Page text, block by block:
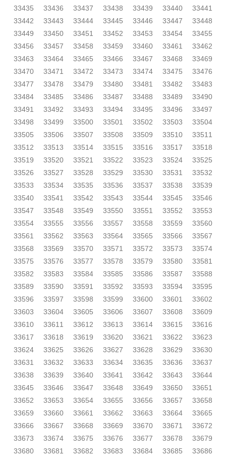
33435
33436 33437 33438 33439 33440
33441
33442
33443 33444 33445 33446 33447
33448
33449
33450 33451 33452 33453 33454
33455
33456
33457 33458 33459 33460 33461
33462
33463
33464 33465 33466 33467 33468
33469
33470
33471 33472 33473 33474 33475
33476
33477
33478 33479 33480 33481 33482
33483
33484
33485 33486 33487 33488 33489
33490
33491
33492 33493 33494 33495 33496
33497
33498
33499 33500 33501 33502 33503
33504
33505
33506 33507 33508 33509 33510
33511
33512
33513 33514 33515 33516 33517
33518
33519
33520 33521 33522 33523 33524
33525
33526
33527 33528 33529 33530 33531
33532
33533
33534 33535 33536 33537 33538
33539
33540
33541 33542 33543 33544 33545
33546
33547
33548 33549 33550 33551 33552
33553
33554
33555 33556 33557 33558 33559
33560
33561
33562 33563 33564 33565 33566
33567
33568
33569 33570 33571 33572 33573
33574
33575
33576 33577 33578 33579 33580
33581
33582
33583 33584 33585 33586 33587
33588
33589
33590 33591 33592 33593 33594
33595
33596
33597 33598 33599 33600 33601
33602
33603
33604 33605 33606 33607 33608
33609
33610
33611 33612 33613 33614 33615
33616
33617
33618 33619 33620 33621 33622
33623
33624
33625 33626 33627 33628 33629
33630
33631
33632 33633 33634 33635 33636
33637
33638
33639 33640 33641 33642 33643
33644
33645
33646 33647 33648 33649 33650
33651
33652
33653 33654 33655 33656 33657
33658
33659
33660 33661 33662 33663 33664
33665
33666
33667 33668 33669 33670 33671
33672
33673
33674 33675 33676 33677 33678
33679
33680
33681 33682 33683 33684 33685 33686